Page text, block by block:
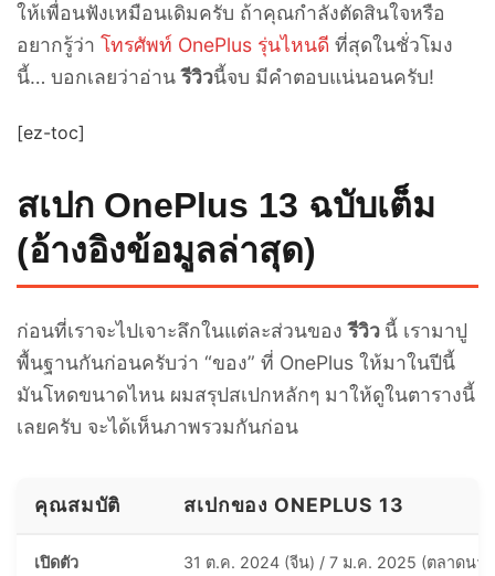
ให้เพื่อนฟังเหมือนเดิมครับ ถ้าคุณกำลังตัดสินใจหรือ
อยากรู้ว่า โทรศัพท์ OnePlus รุ่นไหนดี ที่สุดในชั่วโมง
นี้… บอกเลยว่าอ่านรีวิวนี้จบ มีคำตอบแน่นอนครับ!
[ez-toc]
สเปก OnePlus 13 ฉบับเต็ม
(อ้างอิงข้อมูลล่าสุด)
ก่อนที่เราจะไปเจาะลึกในแต่ละส่วนของรีวิว นี้ เรามาปู
พื้นฐานกันก่อนครับว่า “ของ” ที่ OnePlus ให้มาในปีนี้
มันโหดขนาดไหน ผมสรุปสเปกหลักๆ มาให้ดูในตารางนี้
เลยครับ จะได้เห็นภาพรวมกันก่อน
คุณสมบัติ สเปกของ ONEPLUS 13
เปิดตัว 31 ต.ค. 2024 (จีน) / 7 ม.ค. 2025 (ตลาดนา